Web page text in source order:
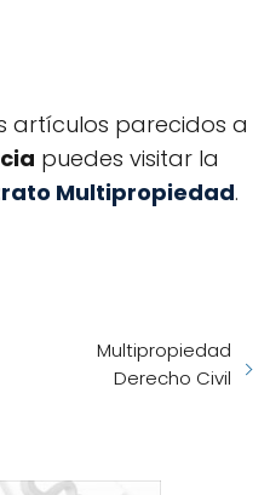
artículos parecidos a
puedes visitar la
Multipropiedad.
Multipropiedad
Derecho Civil